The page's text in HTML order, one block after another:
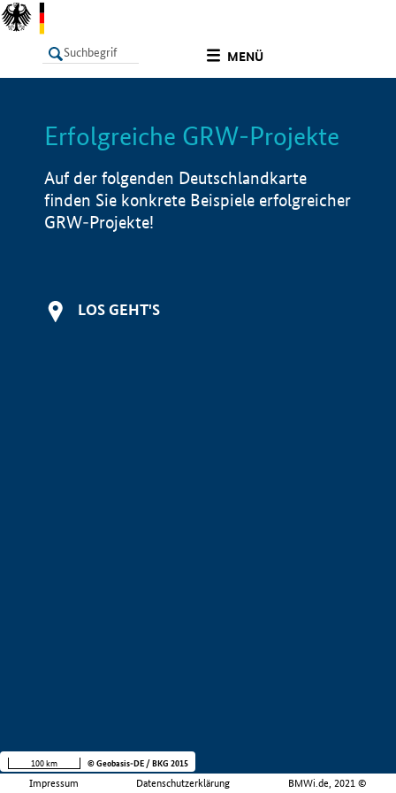
MENÜ
LISTE Info
Erfolgreiche GRW-Projekte
Auf der folgenden Deutschlandkarte
finden Sie konkrete Beispiele erfolgreicher
GRW-Projekte!
LOS GEHT'S
Impressum Datenschutzerklärung BMWi.de, 2021 ©
100 km © Geobasis-DE / BKG 2015